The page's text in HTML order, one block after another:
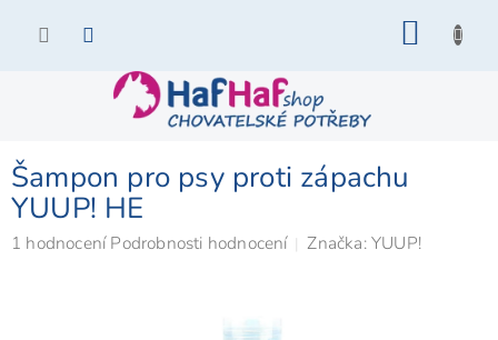
Šampon pro psy proti zápachu
YUUP! HE
Průměrné
1 hodnocení Podrobnosti hodnocení Značka:YUUP!